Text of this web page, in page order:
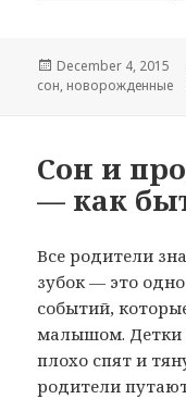
Posted
on
December 4, 2015
сон, новорожденные
Сон и
— как
Все родители
зубок — это
событий,
малышом. Детки
плохо спят и
родители